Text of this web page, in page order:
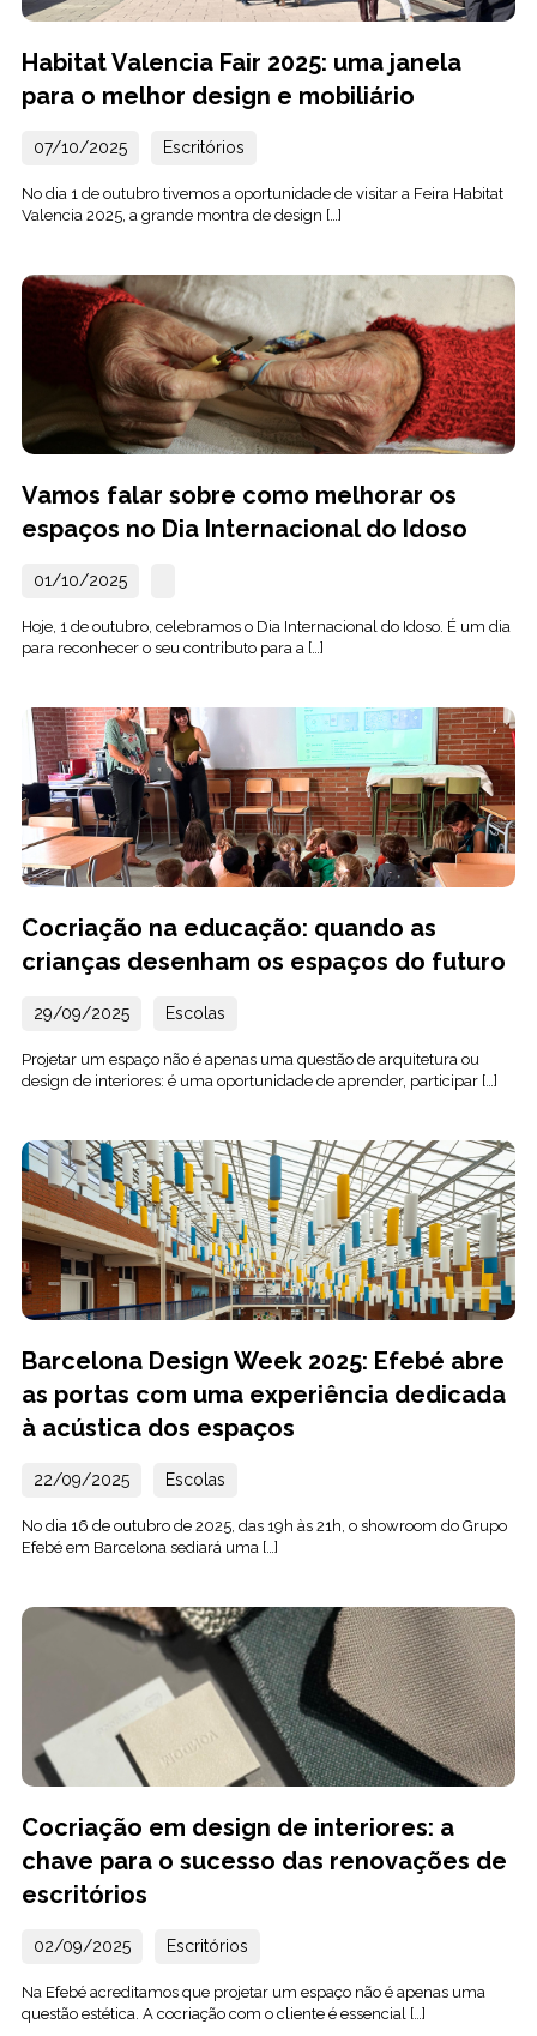
Habitat Valencia Fair 2025: uma janela
para o melhor design e mobiliário
07/10/2025 Escritórios
No dia 1 de outubro tivemos a oportunidade de visitar a Feira Habitat
Valencia 2025, a grande montra de design […]
Vamos falar sobre como melhorar os
espaços no Dia Internacional do Idoso
01/10/2025
Hoje, 1 de outubro, celebramos o Dia Internacional do Idoso. É um dia
para reconhecer o seu contributo para a […]
Cocriação na educação: quando as
crianças desenham os espaços do futuro
29/09/2025 Escolas
Projetar um espaço não é apenas uma questão de arquitetura ou
design de interiores: é uma oportunidade de aprender, participar […]
Barcelona Design Week 2025: Efebé abre
as portas com uma experiência dedicada
à acústica dos espaços
22/09/2025 Escolas
No dia 16 de outubro de 2025, das 19h às 21h, o showroom do Grupo
Efebé em Barcelona sediará uma […]
Cocriação em design de interiores: a
chave para o sucesso das renovações de
escritórios
02/09/2025 Escritórios
Na Efebé acreditamos que projetar um espaço não é apenas uma
questão estética. A cocriação com o cliente é essencial […]